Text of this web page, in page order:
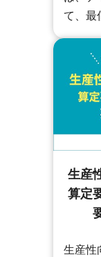
て、最
基準
生産
算定
生産性